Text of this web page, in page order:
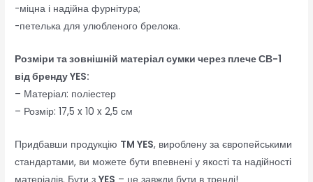
-міцна і надійна фурнітура;
-петелька для улюбленого брелока.
Розміри та зовнішній матеріал сумки через плече СВ-1
від бренду YES:
– Матеріал: поліестер
– Розмір: 17,5 x 10 x 2,5 см
Придбавши продукцію TM YES, вироблену за європейськими
стандартами, ви можете бути впевнені у якості та надійності
матеріалів. Бути зYES – це завжди бути в тренді!